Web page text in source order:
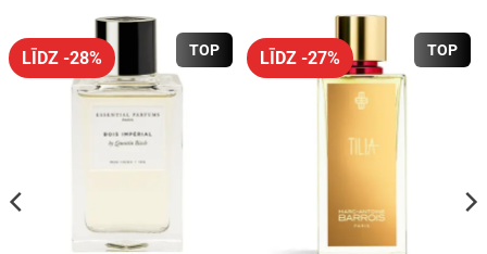
TOP
LĪDZ -28% TOP
LĪDZ -27%